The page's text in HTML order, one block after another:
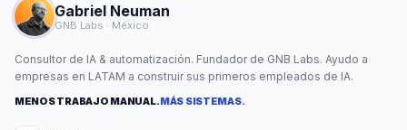
Gabriel Neuman
GNB Labs · México
Consultor de IA & automatización. Fundador de GNB Labs. Ayudo a
empresas en LATAM a construir sus primeros empleados de IA.
MENOS TRABAJO MANUAL.MÁS SISTEMAS.